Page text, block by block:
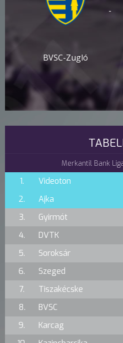
BVSC-Zugló
-
Merkantil Bank
1. Videoton
2.
Ajka
3.
Gyirmót
4.
DVTK
5.
Soroksár
6.
Szeged
7.
Tiszakécske
8.
BVSC
9.
Karcag